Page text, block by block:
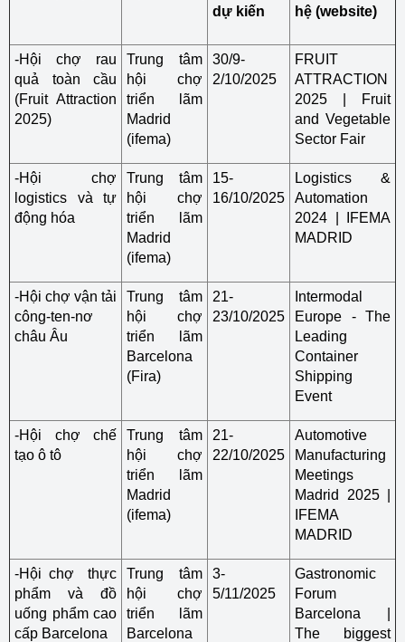
dự kiến
hệ (website)
-Hội chợ rau
quả toàn cầu
(Fruit Attraction
2025)
Trung tâm
hội chợ
triển lãm
Madrid
(ifema)
30/9-
2/10/2025
FRUIT
ATTRACTION
2025 | Fruit
and Vegetable
Sector Fair
-Hội chợ
logistics và tự
động hóa
Trung tâm
hội chợ
triển lãm
Madrid
(ifema)
15-
16/10/2025
Logistics &
Automation
2024 | IFEMA
MADRID
-Hội chợ vận tải
công-ten-nơ
châu Âu
Trung tâm
hội chợ
triển lãm
Barcelona
(Fira)
21-
23/10/2025
Intermodal
Europe - The
Leading
Container
Shipping
Event
-Hội chợ chế
tạo ô tô
Trung tâm
hội chợ
triển lãm
Madrid
(ifema)
21-
22/10/2025
Automotive
Manufacturing
Meetings
Madrid 2025 |
IFEMA
MADRID
-Hội chợ thực
phẩm và đồ
uống phẩm cao
cấp Barcelona
Trung tâm
hội chợ
triển lãm
Barcelona
3-
5/11/2025
Gastronomic
Forum
Barcelona |
The biggest